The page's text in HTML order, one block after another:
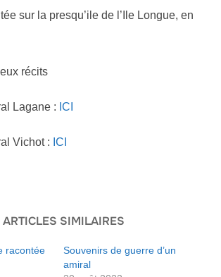
sur la presqu’ile de l’Ile Longue, en
récits
Lagane : ICI
Vichot : ICI
ARTICLES SIMILAIRES
racontée
Souvenirs de guerre d’un
amiral